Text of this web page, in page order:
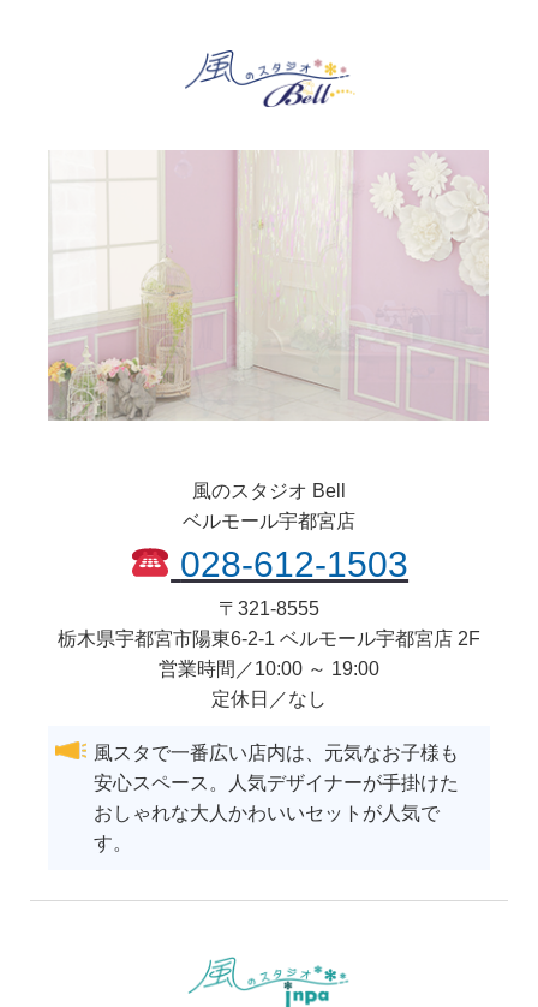
風のスタジオ Bell
ベルモール宇都宮店
028-612-1503
〒 321-8555
栃木県宇都宮市陽東6-2-1 ベルモール宇都宮店 2F
営業時間／10:00 ～ 19:00
定休日／なし
風スタで一番広い店内は、元気なお子様も
安心スペース。人気デザイナーが手掛けた
おしゃれな大人かわいいセットが人気で
す。